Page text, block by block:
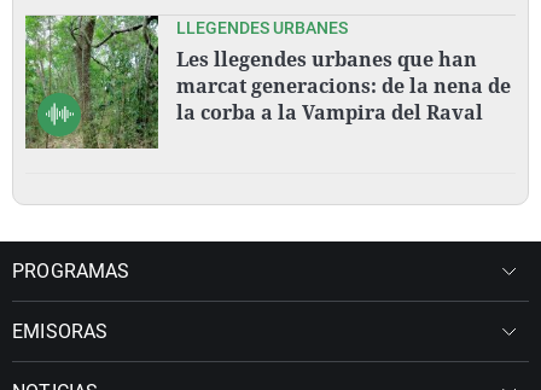
LLEGENDES URBANES
Les llegendes urbanes que han
marcat generacions: de la nena de
la corba a la Vampira del Raval
PROGRAMAS
EMISORAS